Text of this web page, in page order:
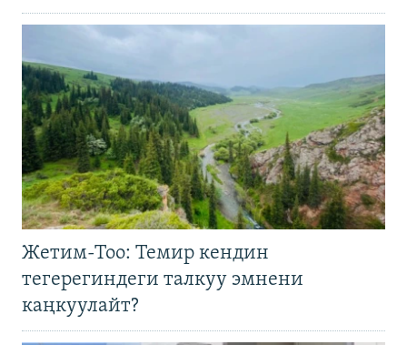
Жетим-Тоо: Темир кендин
тегерегиндеги талкуу эмнени
каңкуулайт?